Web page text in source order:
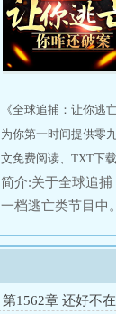
《全球追捕：让你逃
为你第一时间提供零
文免费阅读、TXT下载
简介:关于全球追
一档逃亡类节目中
都没想到，苏晨竟
中，考验着所有
克、黑色大丽花
第1562章 还好不